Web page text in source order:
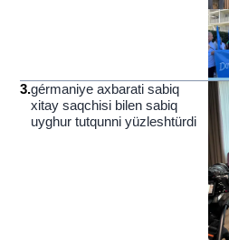
3.gérmaniye axbarati sabiq
xitay saqchisi bilen sabiq
uyghur tutqunni yüzleshtürdi